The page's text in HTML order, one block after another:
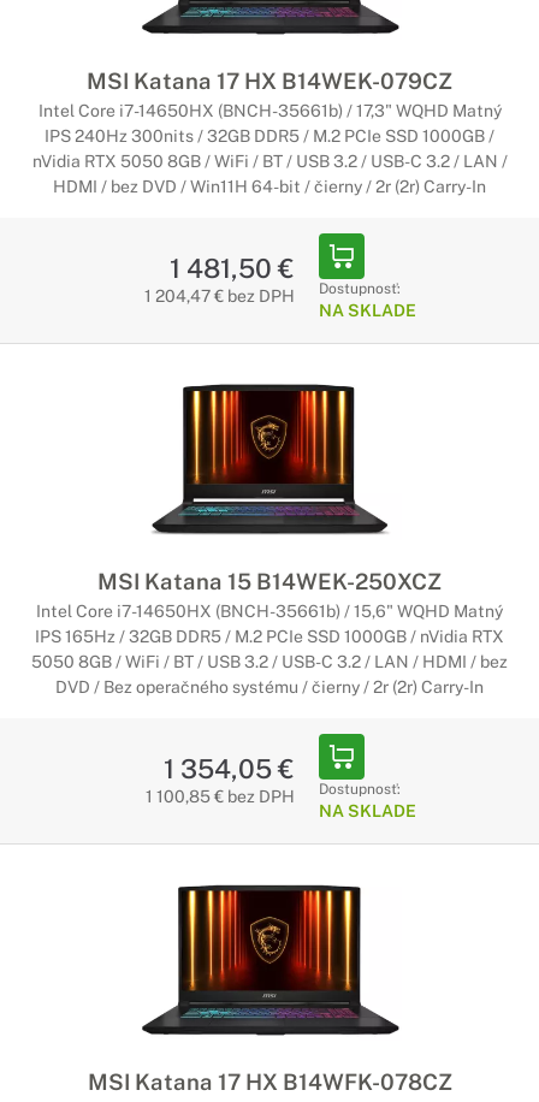
MSI Katana 17 HX B14WEK-079CZ
Intel Core i7-14650HX (BNCH-35661b) / 17,3" WQHD Matný
IPS 240Hz 300nits / 32GB DDR5 / M.2 PCIe SSD 1000GB /
nVidia RTX 5050 8GB / WiFi / BT / USB 3.2 / USB-C 3.2 / LAN /
HDMI / bez DVD / Win11H 64-bit / čierny / 2r (2r) Carry-In
1 481,50 €
1 204,47 € bez DPH Dostupnosť:
NA SKLADE
MSI Katana 15 B14WEK-250XCZ
Intel Core i7-14650HX (BNCH-35661b) / 15,6" WQHD Matný
IPS 165Hz / 32GB DDR5 / M.2 PCIe SSD 1000GB / nVidia RTX
5050 8GB / WiFi / BT / USB 3.2 / USB-C 3.2 / LAN / HDMI / bez
DVD / Bez operačného systému / čierny / 2r (2r) Carry-In
1 354,05 €
1 100,85 € bez DPH Dostupnosť:
NA SKLADE
MSI Katana 17 HX B14WFK-078CZ